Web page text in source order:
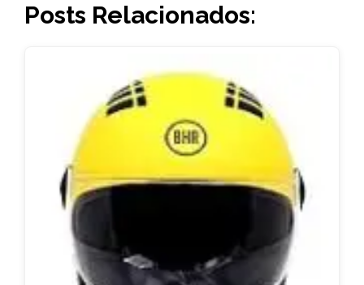
Posts Relacionados: